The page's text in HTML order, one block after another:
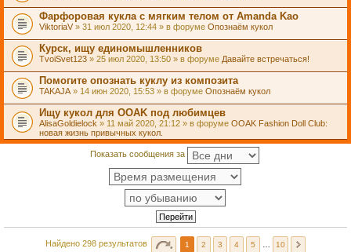
Фарфоровая кукла с мягким телом от Amanda Kao
ViktoriaV» 31 июл 2020, 12:44 » в форуме Опознаём кукол
Курск, ищу единомышленников
TvoiSvet123 » 25 июл 2020, 13:50 » в форуме Давайте встречаться!
Помогите опознать куклу из композита
TAKAJA » 14 июн 2020, 15:53 » в форуме Опознаём кукол
Ищу кукол для OOAK под любимцев
AlisaGoldielock » 11 май 2020, 21:12 » в форуме OOAK Fashion Doll Club:
новая жизнь привычных кукол.
Показать сообщения за
Найдено 298 результатов 1 2 3 4 5 10